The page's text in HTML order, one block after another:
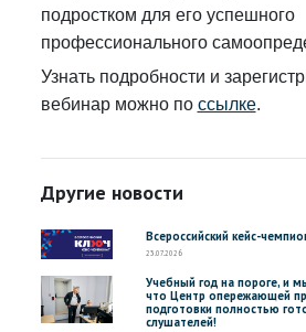
подростком для его успешного
профессионального
Узнать подробности и
вебинар можно по ссылке.
Другие новости
Всероссийский кейс-
23.07.2026
Учебный год на пороге, и
что Центр опережающей
подготовки полностью
слушателей!